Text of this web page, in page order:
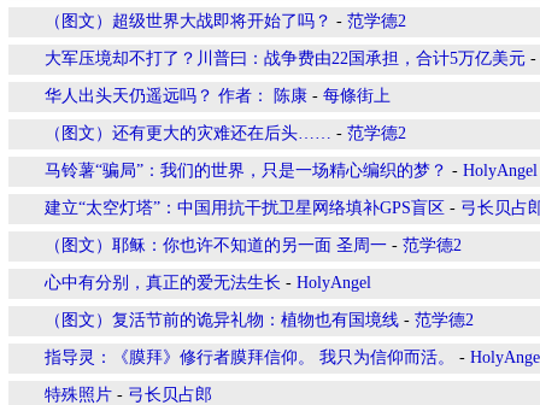
（图文）超级世界大战即将开始了吗？ - 范学德2
大军压境却不打了？川普曰：战争费由22国承担，合计5万亿美元 -
华人出头天仍遥远吗？ 作者： 陈康 - 每條街上
（图文）还有更大的灾难还在后头…… - 范学德2
马铃薯“骗局”：我们的世界，只是一场精心编织的梦？ - HolyAngel
建立“太空灯塔”：中国用抗干扰卫星网络填补GPS盲区 - 弓长贝占
（图文）耶稣：你也许不知道的另一面 圣周一 - 范学德2
心中有分别，真正的爱无法生长 - HolyAngel
（图文）复活节前的诡异礼物：植物也有国境线 - 范学德2
指导灵：《膜拜》修行者膜拜信仰。 我只为信仰而活。 -
特殊照片 - 弓长贝占郎